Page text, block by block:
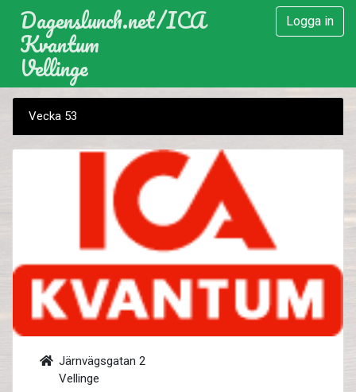
Dagenslunch.net/ICA
Kvantum
Vellinge
Logga in
Vecka 53
Järnvägsgatan 2
Vellinge